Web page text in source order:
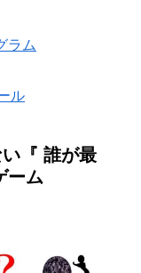
ラム
ル
『 誰が最
ーム